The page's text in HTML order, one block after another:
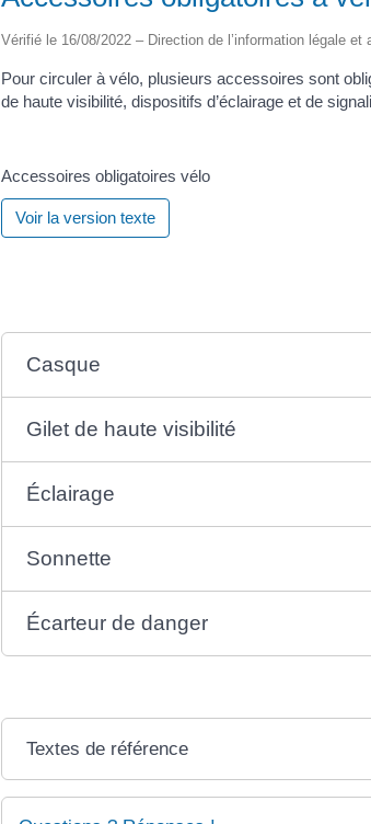
Vérifié le 16/08/2022 – Direction de l’information légale
Pour circuler à vélo, plusieurs accessoires sont
de haute visibilité, dispositifs d’éclairage et de
Accessoires obligatoires vélo
Voir la version texte
Casque
Gilet de haute visibilité
Éclairage
Sonnette
Écarteur de danger
Textes de référence